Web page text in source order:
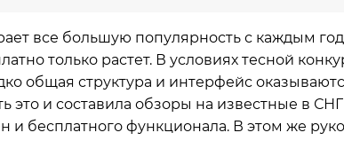
все большую популярность с каждым
только растет. В условиях тесной
общая структура и интерфейс
это и составила обзоры на известные в
и бесплатного функционала. В этом же